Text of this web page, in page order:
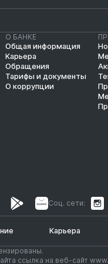
О БАНКЕ
Общая информация
Карьера
Обращения
Тарифы и документы
О коррупции
Соц. сети:
Карьера
ссылка на веб-сайт